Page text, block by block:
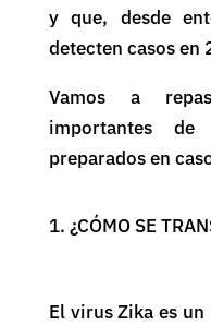
y que, desde
detecten casos en
Vamos a
importantes
preparados en
1. ¿CÓMO SE
El virus Zika es un